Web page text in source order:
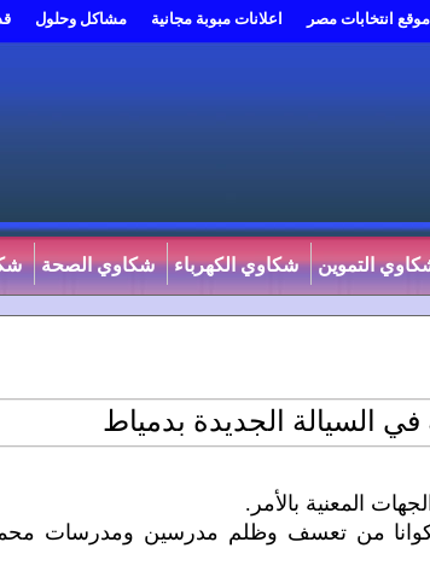
موقع انتخابات مصر اعلانات مبوبة مجانية مشاكل وحلول
التموين شكاوي الكهرباء شكاوي الصحة
الجديدة بدمياط
المعنية بالأمر.
شكوانا من تعسف وظلم مدرسين ومدرسات